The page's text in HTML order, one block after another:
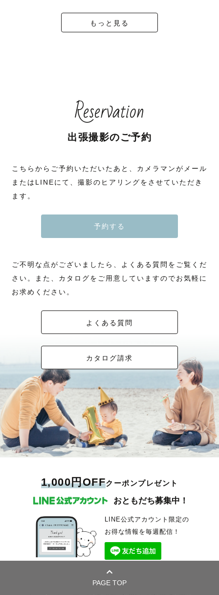
もっと見る
Reservation
出張撮影のご予約
こちらからご予約いただいたあと、カメラマンがメール
またはLINEにて、撮影のヒアリングをさせていただき
ます。
予約する
ご不明な点がございましたら、よくある質問をご覧くだ
さい。また、カタログをご用意していますのでお気軽に
お求めください。
よくある質問
カタログ請求
1,000円OFFクーポンプレゼント
おともだち募集中！
LINE公式アカウント限定の
お得な情報を毎週配信！
PAGE TOP